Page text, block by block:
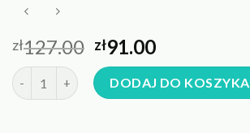
zł127.00 zł91.00
ilość literka k złotaDODAJ DO KOSZYKA